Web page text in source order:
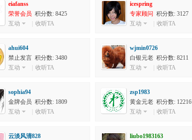
eiafanss
荣誉会员 积分数: 8425
互动
收听TA
icespring
专家顾问 积分数: 3127
互动
收听TA
ahui604
禁止发言 积分数: 3480
互动
收听TA
wjmin0726
白银元老 积分数: 8211
互动
收听TA
sophia94
金牌会员 积分数: 1809
互动
收听TA
zsp1983
黄金元老 积分数: 12216
互动
收听TA
云淡风清828
liubo1983163